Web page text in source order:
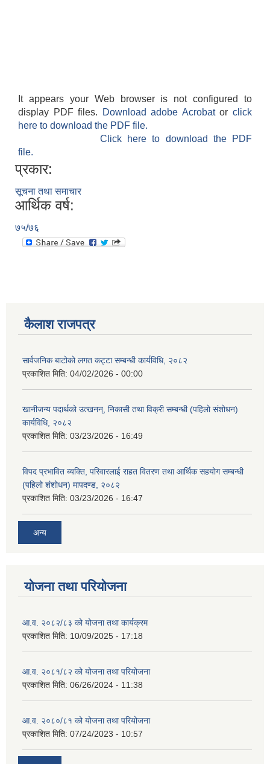
It appears your Web browser is not configured to
display PDF files.
Download adobe Acrobatorclick
here to download the PDF file.
Click here to download the PDF
file.
प्रकार:
सूचना तथा समाचार
आर्थिक वर्ष:
७५/७६
कैलाश राजपत्र
सार्वजनिक बाटोको लगत कट्टा सम्बन्धी कार्यविधि, २०८२
प्रकाशित मिति: 04/02/2026 - 00:00
खानीजन्य पदार्थको उत्खनन्, निकासी तथा विक्री सम्बन्धी (पहिलो संशोधन)
कार्यविधि, २०८२
प्रकाशित मिति: 03/23/2026 - 16:49
विपद प्रभावित ब्यक्ति, परिवारलाई राहत वितरण तथा आर्थिक सहयोग सम्बन्धी
(पहिलो शंशोधन) मापदण्ड, २०८२
प्रकाशित मिति: 03/23/2026 - 16:47
अन्य
योजना तथा परियोजना
आ.व. २०८२/८३ को योजना तथा कार्यक्रम
प्रकाशित मिति: 10/09/2025 - 17:18
आ.व. २०८१/८२ को योजना तथा परियोजना
प्रकाशित मिति: 06/26/2024 - 11:38
आ.व. २०८०/८१ को योजना तथा परियोजना
प्रकाशित मिति: 07/24/2023 - 10:57